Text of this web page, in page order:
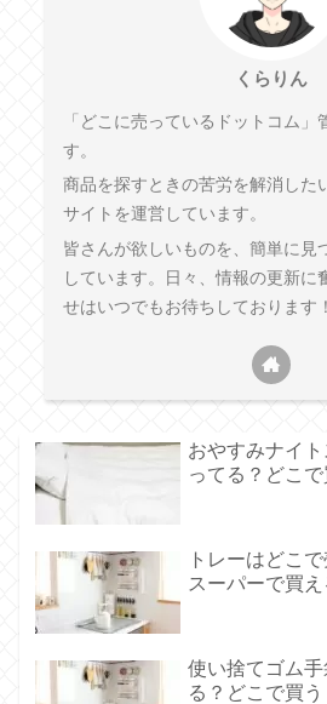
くらりん
「どこに売っているドットコム」
す。
商品を探すときの苦労を解消した
サイトを運営しています。
皆さんが欲しいものを、簡単に見
しています。日々、情報の更新に
せはいつでもお待ちしております！
おやすみナイ
ってる？どこ
トレーはどこ
スーパーで買え
使い捨てゴム
る？どこで買